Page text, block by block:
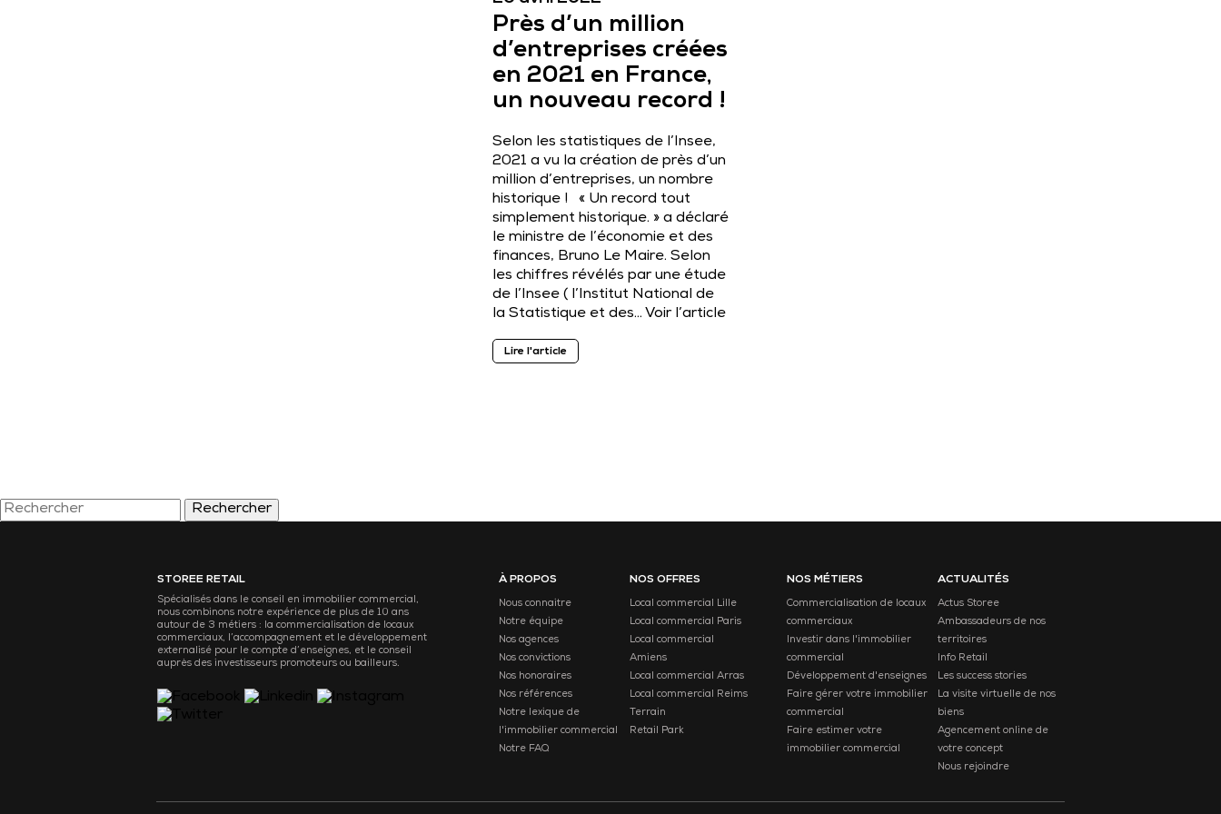
Près d’un million
d’entreprises créées
en 2021 en France,
un nouveau record !
Selon les statistiques de l’Insee,
2021 a vu la création de près d’un
million d’entreprises, un nombre
historique ! « Un record tout
simplement historique. » a déclaré
le ministre de l’économie et des
finances, Bruno Le Maire. Selon
les chiffres révélés par une étude
de l’Insee ( l’Institut National de
la Statistique et des… Voir l’article
Lire l'article
Rechercher
STOREE RETAIL
Spécialisés dans le conseil en immobilier commercial,
nous combinons notre expérience de plus de 10 ans
autour de 3 métiers : la commercialisation de locaux
commerciaux, l’accompagnement et le développement
externalisé pour le compte d’enseignes, et le conseil
auprès des investisseurs promoteurs ou bailleurs.
À PROPOS
Nous connaitre
Notre équipe
Nos agences
Nos convictions
Nos honoraires
Nos références
Notre lexique de
l'immobilier commercial
Notre FAQ
NOS OFFRES
Local commercial Lille
Local commercial Paris
Local commercial
Amiens
Local commercial Arras
Local commercial Reims
Terrain
Retail Park
NOS MÉTIERS
Commercialisation de locaux
commerciaux
Investir dans l'immobilier
commercial
Développement d'enseignes
Faire gérer votre immobilier
commercial
Faire estimer votre
immobilier commercial
ACTUALITÉS
Actus Storee
Ambassadeurs de nos
territoires
Info Retail
Les success stories
La visite virtuelle de nos
biens
Agencement online de
votre concept
Nous rejoindre